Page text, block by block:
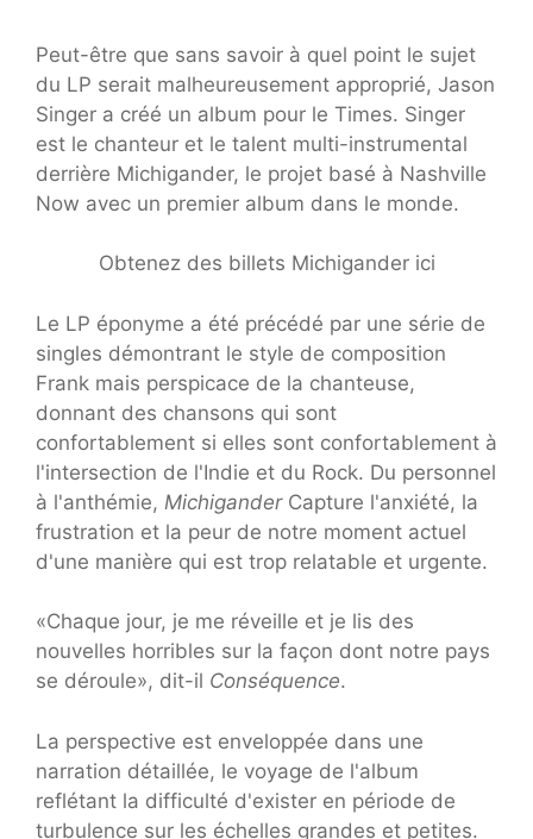
Peut-être que sans savoir à quel point le sujet
du LP serait malheureusement approprié, Jason
Singer a créé un album pour le Times. Singer
est le chanteur et le talent multi-instrumental
derrière Michigander, le projet basé à Nashville
Now avec un premier album dans le monde.
Obtenez des billets Michigander ici
Le LP éponyme a été précédé par une série de
singles démontrant le style de composition
Frank mais perspicace de la chanteuse,
donnant des chansons qui sont
confortablement si elles sont confortablement à
l'intersection de l'Indie et du Rock. Du personnel
à l'anthémie, MichiganderCapture l'anxiété, la
frustration et la peur de notre moment actuel
d'une manière qui est trop relatable et urgente.
«Chaque jour, je me réveille et je lis des
nouvelles horribles sur la façon dont notre pays
se déroule», dit-il Conséquence.
La perspective est enveloppée dans une
narration détaillée, le voyage de l'album
reflétant la difficulté d'exister en période de
turbulence sur les échelles grandes et petites.